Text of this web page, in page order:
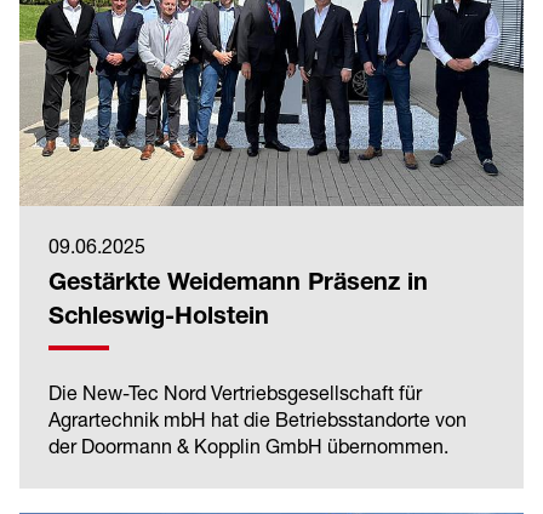
09.06.2025
Gestärkte Weidemann Präsenz in
Schleswig-Holstein
Die New-Tec Nord Vertriebsgesellschaft für
Agrartechnik mbH hat die Betriebsstandorte von
der Doormann & Kopplin GmbH übernommen.